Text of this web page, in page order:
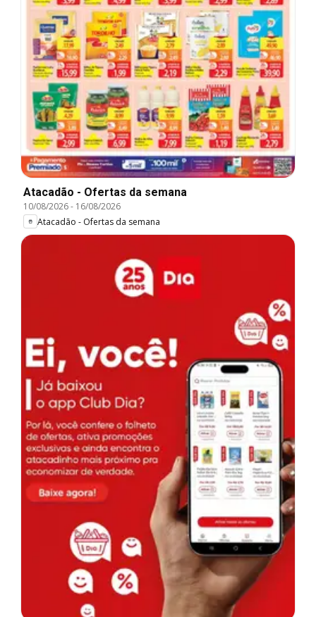
Atacadão - Ofertas da semana
10/08/2026- 16/08/2026
Atacadão - Ofertas da semana